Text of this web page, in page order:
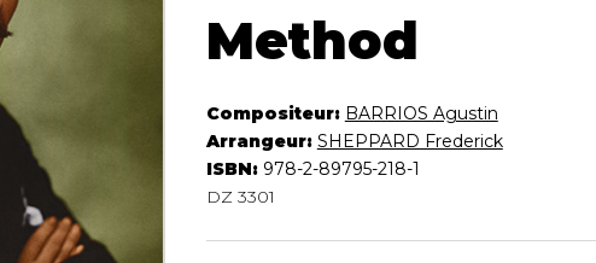
Luth
Percussion
Piano
Saxophone
Method
Compositeur: BARRIOS Agustin
Arrangeur: SHEPPARD Frederick
ISBN: 978-2-89795-218-1
DZ 3301